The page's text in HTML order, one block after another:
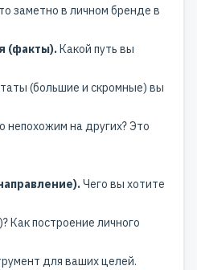
заметно в личном бренде в
(факты). Какой путь вы
(большие и скромные) вы
непохожим на других? Это
Чего вы хотите
Как построение личного
для ваших целей.